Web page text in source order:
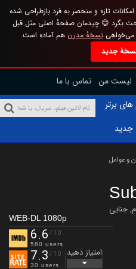
تازه و منحصر به فرد بازطراحی شده
بگرد 😊 چیدمان صفحهٔ اصلی مثل قبل
می‌خواهینسخهٔ مدرن هم آماده است.
جدید
لیست من تماس با ما
های برتر
جدید
و عوامل
,جنایی
WEB-DL 1080p
6.6 /10
580 users
7.3 /10
30 users
امتیاز دهید